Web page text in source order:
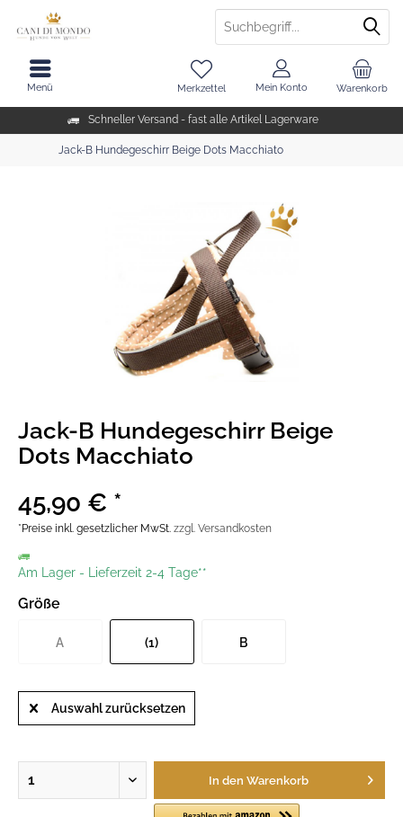
Schneller Versand - fast alle Artikel Lagerware
Warenkorb
Merkzettel Mein Konto
Menü
Jack-B Hundegeschirr Beige Dots Macchiato
Jack-B Hundegeschirr Beige
Dots Macchiato
45,90 € *
*Preise inkl. gesetzlicher MwSt. zzgl. Versandkosten
Am Lager - Lieferzeit 2-4 Tage**
Größe
A (1) B
Auswahl zurücksetzen
In den Warenkorb